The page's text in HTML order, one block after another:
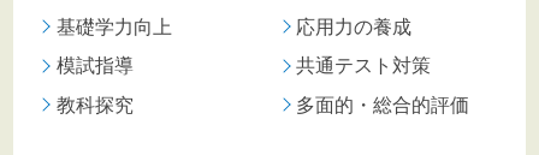
基礎学力向上
応用力の養成
模試指導
共通テスト対策
教科探究
多面的・総合的評価